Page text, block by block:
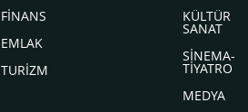
FİNANS
EMLAK
TURİZM
KÜLTÜR
SANAT
SİNEMA-
TİYATRO
MEDYA